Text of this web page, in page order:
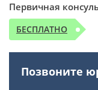
Первичная
БЕСПЛАТНО
Позвоните